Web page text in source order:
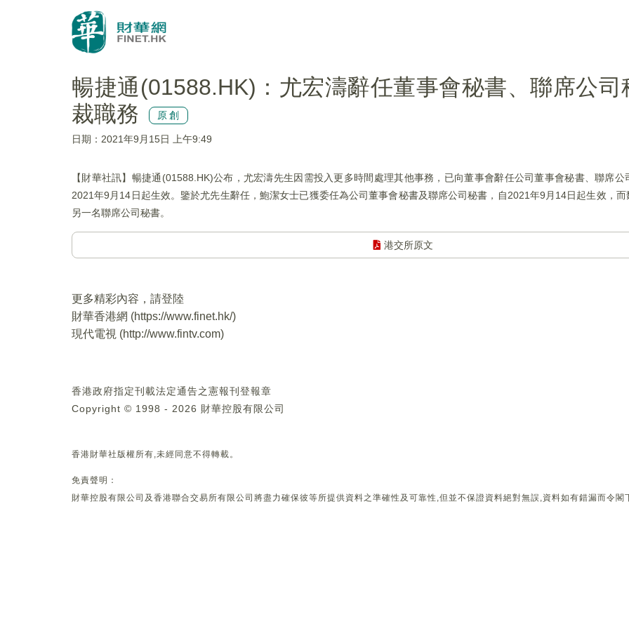
暢捷通(01588.HK)：尤宏濤辭任董事會秘書、聯席公司
裁職務
原創
日期：2021年9月15日 上午9:49
【財華社訊】暢捷通(01588.HK)公布，尤宏濤先生因需投入更多時間處理其他事務，已向董事會辭任公司董事會秘書、聯席公
2021年9月14日起生效。鑒於尤先生辭任，鮑潔女士已獲委任為公司董事會秘書及聯席公司秘書，自2021年9月14日起生效，而
另一名聯席公司秘書。
港交所原文
更多精彩內容，請登陸
財華香港網 (https://www.finet.hk/)
現代電視 (http://www.fintv.com)
香港政府指定刊載法定通告之憲報刊登報章
Copyright © 1998 - 2026 財華控股有限公司
香港財華社版權所有,未經同意不得轉載。
免責聲明：
財華控股有限公司及香港聯合交易所有限公司將盡力確保彼等所提供資料之準確性及可靠性,但並不保證資料絕對無誤,資料如有錯漏而令閣